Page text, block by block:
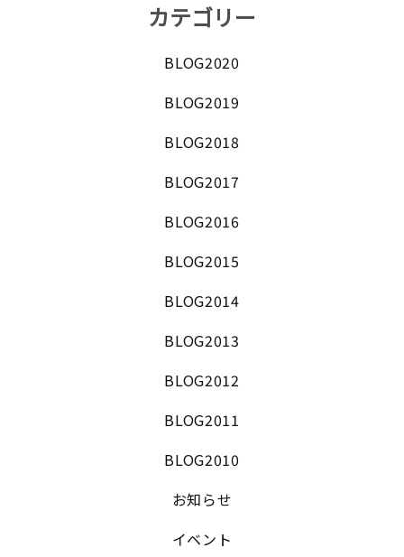
カテゴリー
BLOG2020
BLOG2019
BLOG2018
BLOG2017
BLOG2016
BLOG2015
BLOG2014
BLOG2013
BLOG2012
BLOG2011
BLOG2010
お知らせ
イベント